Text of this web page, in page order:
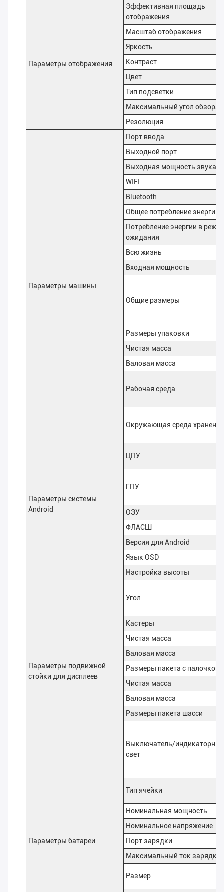
Параметры отображения
Эффективная площадь
отображения
Масштаб отображения
Яркость
Контраст
Цвет
Тип подсветки
Максимальный угол обзора
Резолюция
Параметры машины
Порт ввода
Выходной порт
Выходная мощность звука
WIFI
Bluetooth
Общее потребление энергии
Потребление энергии в
ожидания
Всю жизнь
Входная мощность
Общие размеры
Размеры упаковки
Чистая масса
Валовая масса
Рабочая среда
Окружающая среда хранения
Параметры системы
Android
ЦПУ
ГПУ
ОЗУ
ФЛАСШ
Версия для Android
Язык OSD
Параметры подвижной
стойки для дисплеев
Настройка высоты
Угол
Кастеры
Чистая масса
Валовая масса
Размеры пакета с палочкой
Чистая масса
Валовая масса
Размеры пакета шасси
Выключатель/
свет
Параметры батареи
Тип ячейки
Номинальная мощность
Номинальное напряжение
Порт зарядки
Максимальный ток зарядки
Размер